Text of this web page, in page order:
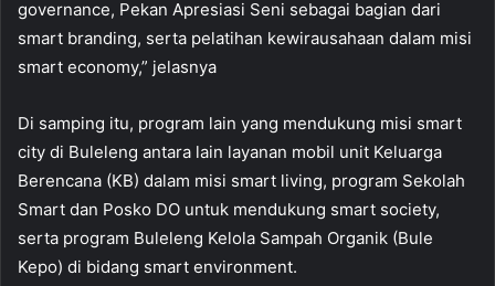
governance, Pekan Apresiasi Seni sebagai bagian dari
smart branding, serta pelatihan kewirausahaan dalam misi
smart economy,” jelasnya
Di samping itu, program lain yang mendukung misi smart
city di Buleleng antara lain layanan mobil unit Keluarga
Berencana (KB) dalam misi smart living, program Sekolah
Smart dan Posko DO untuk mendukung smart society,
serta program Buleleng Kelola Sampah Organik (Bule
Kepo) di bidang smart environment.